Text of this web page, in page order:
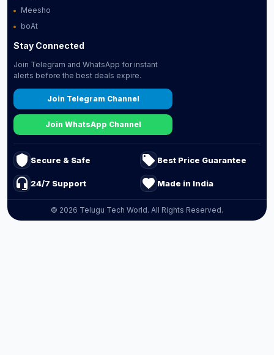
Meesho
boAt
Stay Connected
Join Telegram and WhatsApp for instant
alerts before the best deals expire.
Join Telegram Channel
Join WhatsApp Channel
shield Secure & Safe local_offer Best Price Guarantee
headset_mic 24/7 Support favorite Made in India
© 2026 Telugu Tech World. All Rights Reserved.